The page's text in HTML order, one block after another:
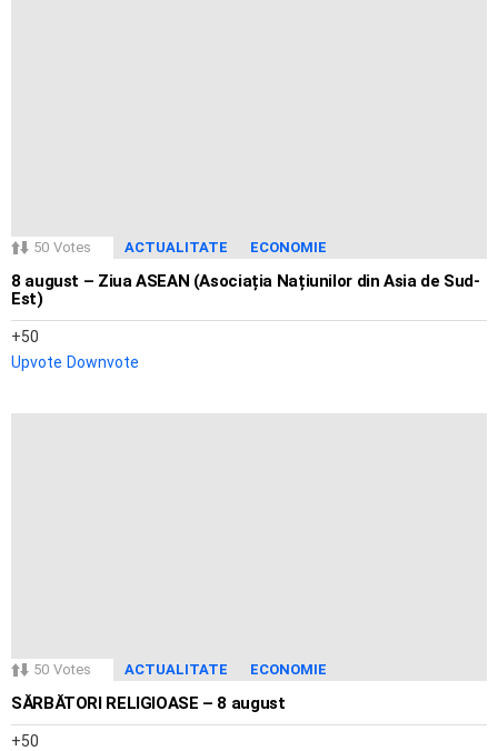
50 Votes ACTUALITATE ECONOMIE
8 august – Ziua ASEAN (Asociația Națiunilor din Asia de Sud-
Est)
50
Upvote Downvote
50 Votes ACTUALITATE ECONOMIE
SĂRBĂTORI RELIGIOASE – 8 august
50